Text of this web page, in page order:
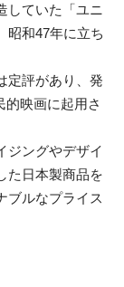
していた「ユニ
昭和47年に立ち
定評があり、発
的映画に起用さ
ジングやデザイ
た日本製商品を
ブルなプライス